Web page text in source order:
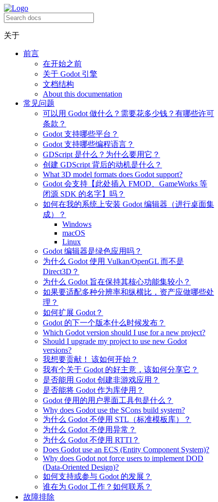
关于
前言
在开始之前
关于 Godot 引擎
文档结构
About this documentation
常见问题
可以用 Godot 做什么？需要花多少钱？有哪些许可
条款？
Godot 支持哪些平台？
Godot 支持哪些编程语言？
GDScript 是什么？为什么要用它？
创建 GDScript 背后的动机是什么？
What 3D model formats does Godot support?
Godot 会支持【此处插入 FMOD、GameWorks 等
闭源 SDK 的名字】吗？
如何在我的系统上安装 Godot 编辑器（进行桌面集
成）？
Windows
macOS
Linux
Godot 编辑器是绿色应用吗？
为什么 Godot 使用 Vulkan/OpenGL 而不是
Direct3D？
为什么 Godot 旨在保持其核心功能集较小？
如果要适配多种分辨率和纵横比，资产应做哪些处
理？
如何扩展 Godot？
Godot 的下一个版本什么时候发布？
Which Godot version should I use for a new project?
Should I upgrade my project to use new Godot
versions?
我想要贡献！ 该如何开始？
我有个关于 Godot 的好主意，该如何分享它？
是否能用 Godot 创建非游戏应用？
是否能将 Godot 作为库使用？
Godot 使用的用户界面工具包是什么？
Why does Godot use the SCons build system?
为什么 Godot 不使用 STL（标准模板库）？
为什么 Godot 不使用异常？
为什么 Godot 不使用 RTTI？
Does Godot use an ECS (Entity Component System)?
Why does Godot not force users to implement DOD
(Data-Oriented Design)?
如何支持或参与 Godot 的发展？
谁在为 Godot 工作？如何联系？
故障排除